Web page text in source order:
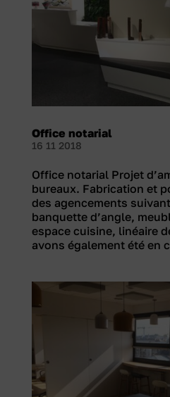
Office notarial
16 11 2018
Office notarial Projet
bureaux. Fabrication et
des agencements
banquette d’angle,
espace cuisine, linéaire
avons également été en